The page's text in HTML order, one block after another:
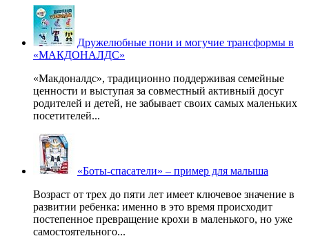
Дружелюбные пони и могучие трансформы в
«МАКДОНАЛДС»
«Макдоналдс», традиционно поддерживая семейные
ценности и выступая за совместный активный досуг
родителей и детей, не забывает своих самых маленьких
посетителей...
«Боты-спасатели» – пример для малыша
Возраст от трех до пяти лет имеет ключевое значение в
развитии ребенка: именно в это время происходит
постепенное превращение крохи в маленького, но уже
самостоятельного...